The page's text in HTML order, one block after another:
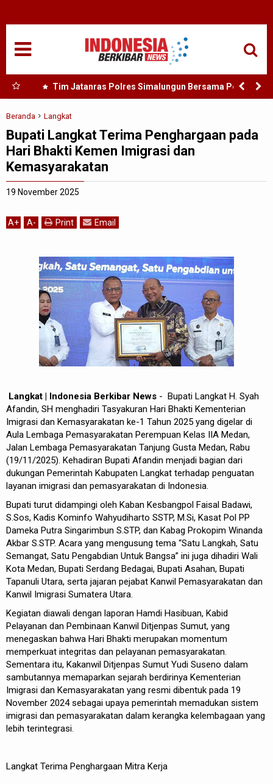
Tim Jatanras Polres Simalungun Bersama Polsek
Gunung Malela Tangkap Tersangka Curas di Riau Usai
Beranda Langkat
Bupati Langkat Terima Penghargaan pada
Hari Bhakti Kemen Imigrasi dan
Kemasyarakatan
19 November 2025
A+ A- Print Email
Langkat | Indonesia Berkibar News - Bupati Langkat H. Syah
Afandin, SH menghadiri Tasyakuran Hari Bhakti Kementerian
Imigrasi dan Kemasyarakatan ke-1 Tahun 2025 yang digelar di
Aula Lembaga Pemasyarakatan Perempuan Kelas IIA Medan,
Jalan Lembaga Pemasyarakatan Tanjung Gusta Medan, Rabu
(19/11/2025). Kehadiran Bupati Afandin menjadi bagian dari
dukungan Pemerintah Kabupaten Langkat terhadap penguatan
layanan imigrasi dan pemasyarakatan di Indonesia.
Bupati turut didampingi oleh Kaban Kesbangpol Faisal Badawi,
S.Sos, Kadis Kominfo Wahyudiharto SSTP, M.Si, Kasat Pol PP
Dameka Putra Singarimbun S.STP, dan Kabag Prokopim Winanda
Akbar S.STP. Acara yang mengusung tema “Satu Langkah, Satu
Semangat, Satu Pengabdian Untuk Bangsa” ini juga dihadiri Wali
Kota Medan, Bupati Serdang Bedagai, Bupati Asahan, Bupati
Tapanuli Utara, serta jajaran pejabat Kanwil Pemasyarakatan dan
Kanwil Imigrasi Sumatera Utara.
Kegiatan diawali dengan laporan Hamdi Hasibuan, Kabid
Pelayanan dan Pembinaan Kanwil Ditjenpas Sumut, yang
menegaskan bahwa Hari Bhakti merupakan momentum
memperkuat integritas dan pelayanan pemasyarakatan.
Sementara itu, Kakanwil Ditjenpas Sumut Yudi Suseno dalam
sambutannya memaparkan sejarah berdirinya Kementerian
Imigrasi dan Kemasyarakatan yang resmi dibentuk pada 19
November 2024 sebagai upaya pemerintah memadukan sistem
imigrasi dan pemasyarakatan dalam kerangka kelembagaan yang
lebih terintegrasi.
Langkat Terima Penghargaan Mitra Kerja
NASIONAL
SUMUT
TANJUNGBALAI
ACEH
EDUKASI
ADVETORIAL
REDAKSI